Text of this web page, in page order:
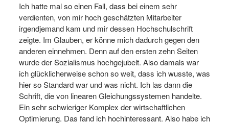
Ich hatte mal so einen Fall, dass bei einem sehr
verdienten, von mir hoch geschätzten Mitarbeiter
irgendjemand kam und mir dessen Hochschulschrift
zeigte. Im Glauben, er könne mich dadurch gegen den
anderen einnehmen. Denn auf den ersten zehn Seiten
wurde der Sozialismus hochgejubelt. Also damals war
ich glücklicherweise schon so weit, dass ich wusste, was
hier so Standard war und was nicht. Ich las dann die
Schrift, die von linearen Gleichungssystemen handelte.
Ein sehr schwieriger Komplex der wirtschaftlichen
Optimierung. Das fand ich hochinteressant. Also habe ich